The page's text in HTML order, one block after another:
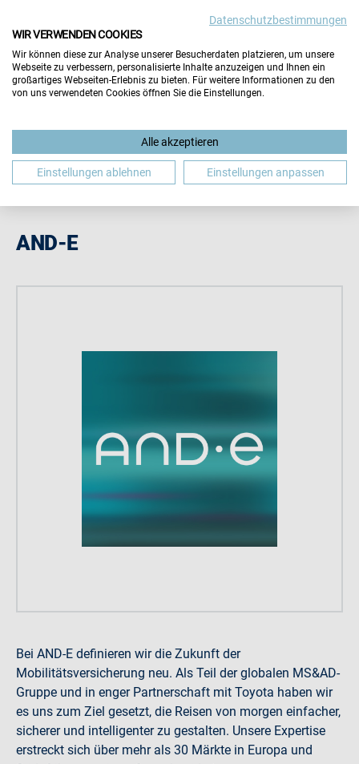
Die Inhalte dieser Seite werden vom
Aussteller selbst gepflegt. Für die Richtigkeit aller
Angaben übernimmt der Veranstalter keine Gewähr.
Hinweis schließen
AND-E
Bei AND-E definieren wir die Zukunft der
Mobilitätsversicherung neu. Als Teil der globalen MS&AD-
Gruppe und in enger Partnerschaft mit Toyota haben wir
es uns zum Ziel gesetzt, die Reisen von morgen einfacher,
sicherer und intelligenter zu gestalten. Unsere Expertise
erstreckt sich über mehr als 30 Märkte in Europa und
Datenschutzbestimmungen
WIR VERWENDEN COOKIES
Wir können diese zur Analyse unserer Besucherdaten platzieren, um unsere
Webseite zu verbessern, personalisierte Inhalte anzuzeigen und Ihnen ein
großartiges Webseiten-Erlebnis zu bieten. Für weitere Informationen zu den
von uns verwendeten Cookies öffnen Sie die Einstellungen.
Alle akzeptieren
Einstellungen ablehnen Einstellungen anpassen